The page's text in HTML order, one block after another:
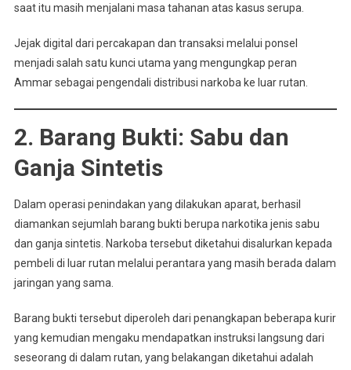
saat itu masih menjalani masa tahanan atas kasus serupa.
Jejak digital dari percakapan dan transaksi melalui ponsel
menjadi salah satu kunci utama yang mengungkap peran
Ammar sebagai pengendali distribusi narkoba ke luar rutan.
2. Barang Bukti: Sabu dan
Ganja Sintetis
Dalam operasi penindakan yang dilakukan aparat, berhasil
diamankan sejumlah barang bukti berupa narkotika jenis sabu
dan ganja sintetis. Narkoba tersebut diketahui disalurkan kepada
pembeli di luar rutan melalui perantara yang masih berada dalam
jaringan yang sama.
Barang bukti tersebut diperoleh dari penangkapan beberapa kurir
yang kemudian mengaku mendapatkan instruksi langsung dari
seseorang di dalam rutan, yang belakangan diketahui adalah